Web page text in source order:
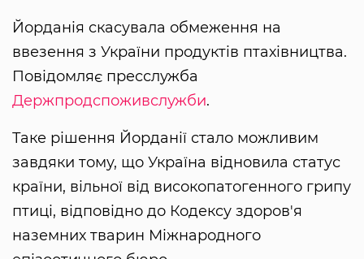
Йорданія скасувала обмеження на
ввезення з України продуктів птахівництва.
Повідомляє пресслужба
Держпродспоживслужби.
Таке рішення Йорданії стало можливим
завдяки тому, що Україна відновила статус
країни, вільної від високопатогенного грипу
птиці, відповідно до Кодексу здоров'я
наземних тварин Міжнародного